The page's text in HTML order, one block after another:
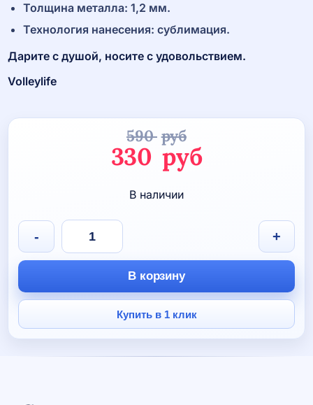
Толщина металла: 1,2 мм.
Технология нанесения: сублимация.
Дарите с душой, носите с удовольствием.
Volleylife
590 руб
цена
составляла
330 руб
Текущая
цена:
В наличии
Количество
товара
Брелок
"Плавание"
- +
В корзину
Купить в 1 клик